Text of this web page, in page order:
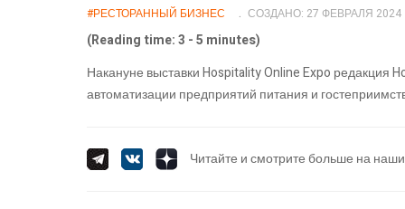
#РЕСТОРАННЫЙ БИЗНЕС СОЗДАНО: 27 ФЕВРАЛЯ 2024
(Reading time: 3 - 5 minutes)
Накануне выставки Hospitality Online Expo редакция
автоматизации предприятий питания и
Читайте и смотрите больше на